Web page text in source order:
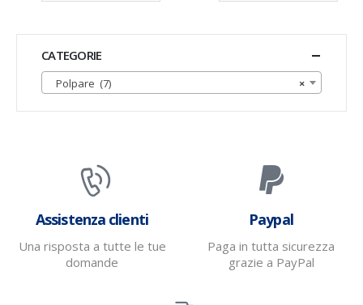
CATEGORIE
×
Polpare (7)
Assistenza clienti
Una risposta a tutte le tue
domande
Paypal
Paga in tutta sicurezza
grazie a PayPal